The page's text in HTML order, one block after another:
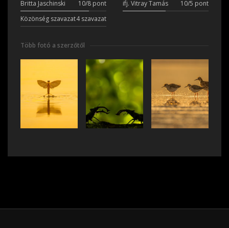
Britta Jaschinski
10/8 pont ifj. Vitray Tamás
10/5 pont
Közönség szavazat4 szavazat
Több fotó a szerzőtől